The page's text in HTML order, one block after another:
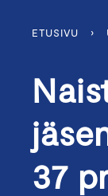
ETUSIVU ›
37